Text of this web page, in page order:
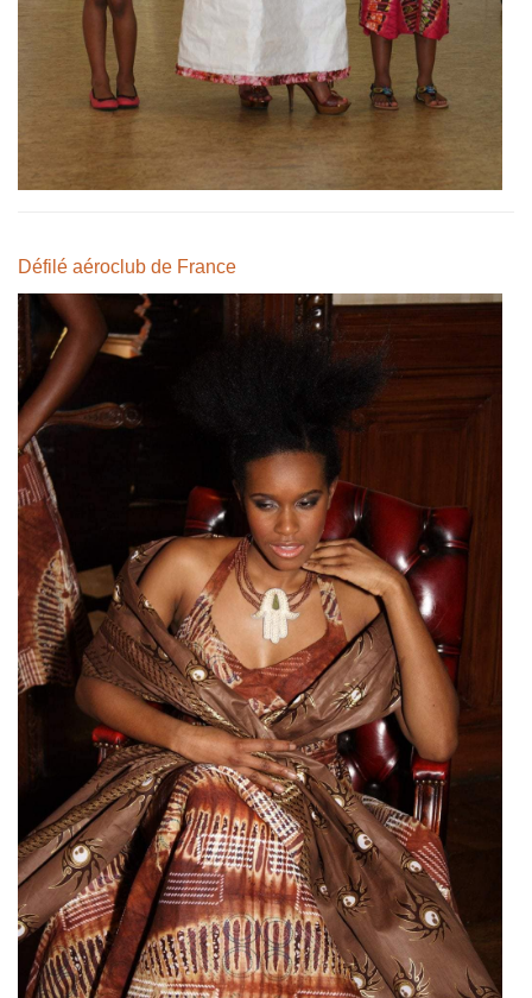
Défilé aéroclub de France